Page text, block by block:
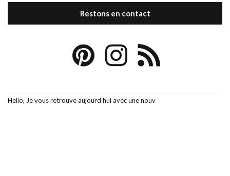
Restons en contact
Hello, Je vous retrouve aujourd’hui avec une nouv